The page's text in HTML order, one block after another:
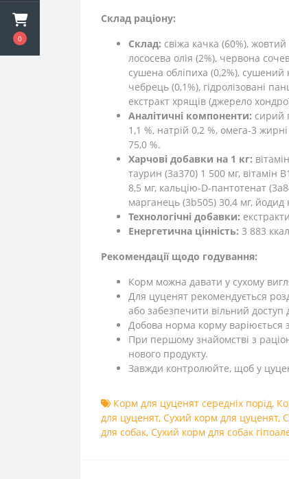
0
Склад раціону:
Склад: свіжа качка (60%),
лососева олія (2%), червона
сушена обліпиха (0,2%),
чебрець (0,1%), гідролізовані
екстракт хрящів (джерело
Аналітичні компоненти: сирий
1,1 %, натрій 0,2 %, омега-3
75,0 %.
Харчові добавки на 1 кг:
таурин (3a370) 1 500 мг, вітамін
8,5 мг, кальцію-D-пантотенат
марганець (3b505) 30,4 мг, йодид
Технологічні добавки:
Енергетична цінність: 3 883
Рекомендації щодо годування:
Корм можна давати у сухому
Для цуценят рекомендується
або забезпечити вільний доступ
Добова норма корму варіюється
При першому знайомстві з
нового продукту.
Завжди контролюйте, щоб у
Корм для цуценят середніх порід,
для цуценят, Сухий корм для цуценят,
для собак, Сухий корм для собак